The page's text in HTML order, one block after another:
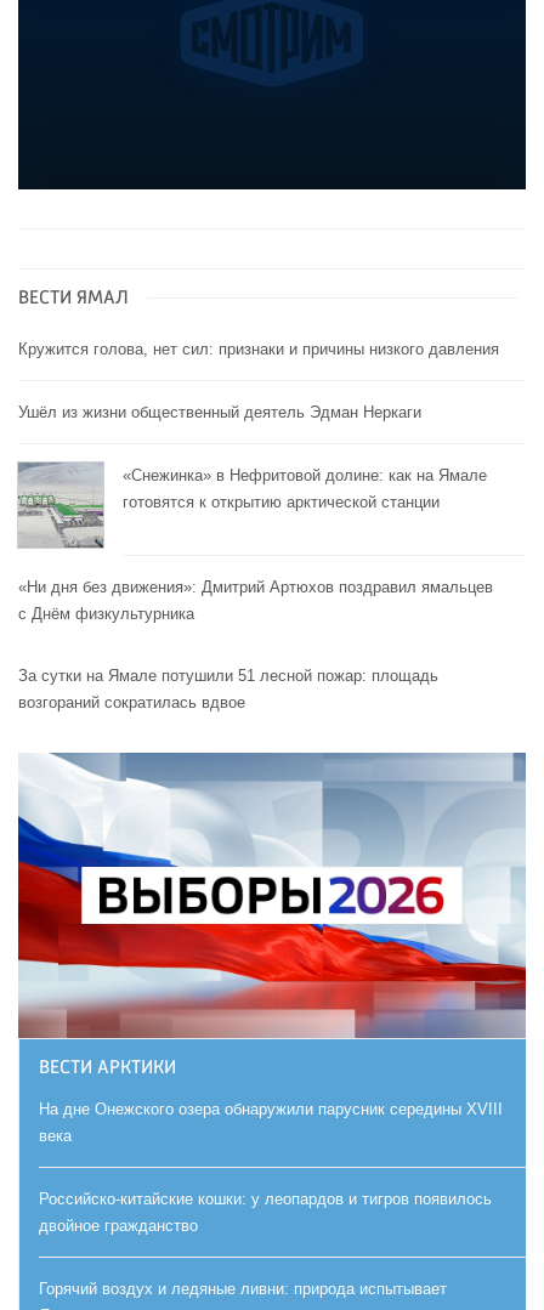
ВЕСТИ ЯМАЛ
Кружится голова, нет сил: признаки и причины низкого давления
Ушёл из жизни общественный деятель Эдман Неркаги
«Снежинка» в Нефритовой долине: как на Ямале
готовятся к открытию арктической станции
«Ни дня без движения»: Дмитрий Артюхов поздравил ямальцев
с Днём физкультурника
За сутки на Ямале потушили 51 лесной пожар: площадь
возгораний сократилась вдвое
ВЕСТИ АРКТИКИ
На дне Онежского озера обнаружили парусник середины XVIII
века
Российско-китайские кошки: у леопардов и тигров появилось
двойное гражданство
Горячий воздух и ледяные ливни: природа испытывает